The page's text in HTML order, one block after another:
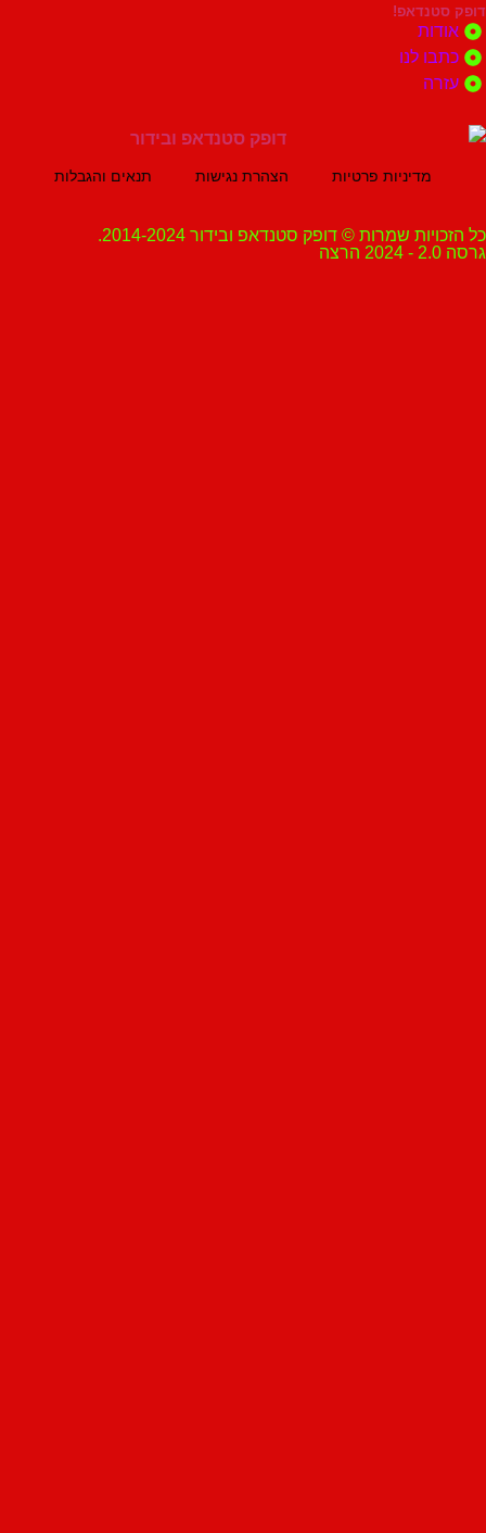
לנו
מדיניות פרטיות הצהרת נגישות תנאים והגבלות
שמרות © דופק סטנדאפ ובידור 2014-2024.